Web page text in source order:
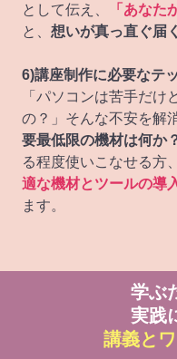
として伝え、
「あなた
と、 想いが真っ直ぐ届
6)講座制作に必要なテ
「パソコンは苦手だけ
の？」そんな不安を解
要最低限の機材は何か
る程度使いこなせる方、
適な機材とツールの導
ます。
学ぶ
実践
講義と